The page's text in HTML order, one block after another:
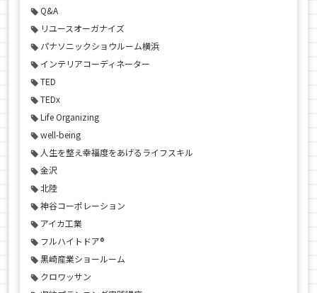
Q&A
リユースオーガナイズ
パナソニックショウルーム横浜
インテリアコーディネーター
TED
TEDx
Life Organizing
well-being
人生を整え幸福度をあげるライフスキル
金沢
北陸
神谷コーポレーション
アイカ工業
フルハイトドア®
黒崎産業ショールーム
クロワッサン